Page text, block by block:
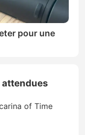
pour une
attendues
of Time